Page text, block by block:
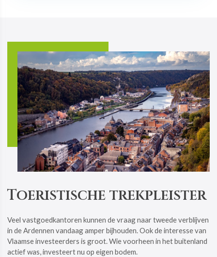
Toeristische trekpleister
Veel vastgoedkantoren kunnen de vraag naar tweede verblijven
in de Ardennen vandaag amper bijhouden. Ook de interesse van
Vlaamse investeerders is groot. Wie voorheen in het buitenland
actief was, investeert nu op eigen bodem.